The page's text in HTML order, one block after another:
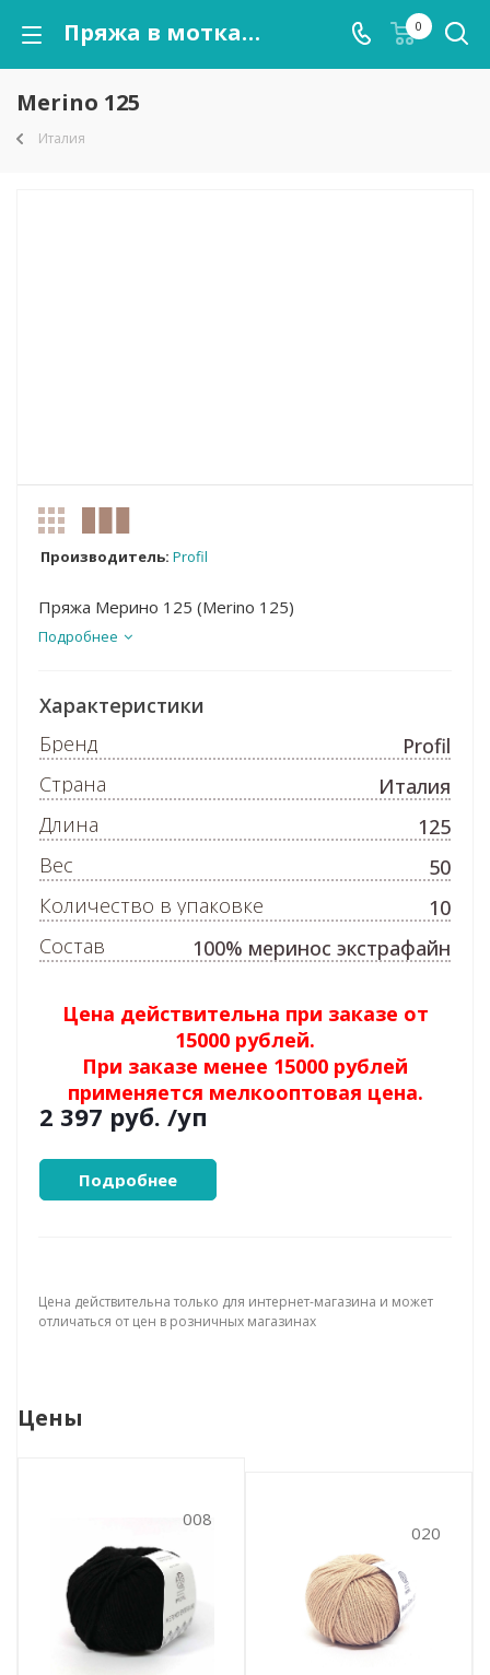
Пряжа в мотках Merino 125 оптом от kutnor.ru 0
Merino 125
Италия
Производитель: Profil
Пряжа Мерино 125 (Merino 125)
Подробнее
Цена действительна при заказе от
15000 рублей.
При заказе менее 15000 рублей
применяется мелкооптовая цена.
2 397 руб. /уп
Подробнее
Характеристики
Бренд
Profil
Страна
Италия
Длина
125
Вес
50
Количество в упаковке
10
Состав
100% меринос экстрафайн
Цена действительна только для интернет-магазина и может
отличаться от цен в розничных магазинах
Цены
008
020